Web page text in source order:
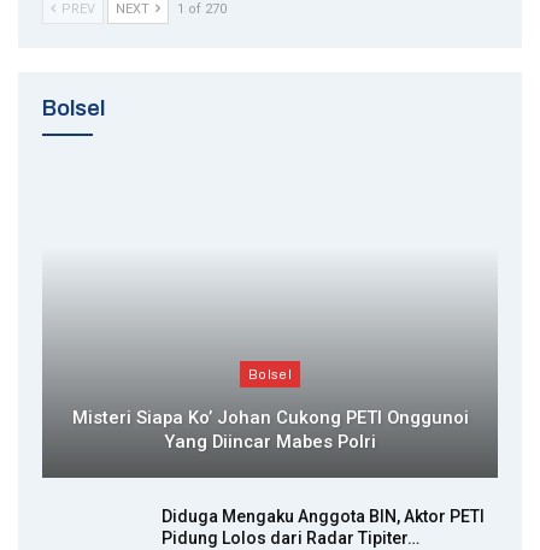
PREV NEXT 1 of 270
Bolsel
Bolsel
Misteri Siapa Ko’ Johan Cukong PETI Onggunoi
Yang Diincar Mabes Polri
Diduga Mengaku Anggota BIN, Aktor PETI
Pidung Lolos dari Radar Tipiter…